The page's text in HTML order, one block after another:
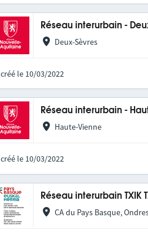
Réseau interurbain -
Deux-Sèvres
créé le 10/03/2022
Réseau interurbain -
Haute-Vienne
créé le 10/03/2022
Réseau interurbain TXIK
CA du Pays Basque,